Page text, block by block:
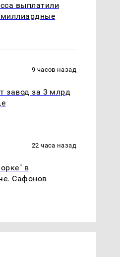
полицейскую
машину напали и
подожгли.
выплатили
9 часов назад
завод за 3 млрд
22 часа назад
в
Сафонов